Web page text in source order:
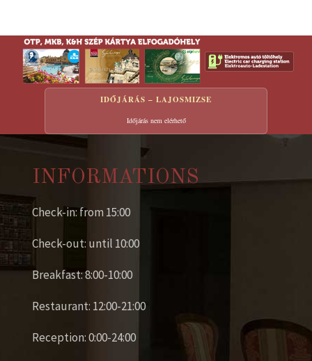
IDŐJÁRÁS – LAJOSMIZSE
Időjárás nem elérhető
INFORMATIONS
Check-in: from 15:00
Check-out: until 10:00
Breakfast: 8:00-10:00
Restaurant: 12:00-21:00
Reception: 0:00-24:00